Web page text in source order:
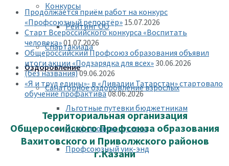
Конкурсы
Рейтинг ОО
Спартакиада
Оздоровление
Санаторное оздоровление взрослых
Льготные путевки бюджетникам
Профсоюзная путевка
Профсоюзный уик-энд
Продолжается приём работ на конкурс
«Профсоюзный репортёр» 15.07.2026
Старт Всероссийского конкурса «Воспитать
человека»01.07.2026
Общероссийский Профсоюз образования объявил
итоги акции «Подзарядка для всех»30.06.2026
(без названия)09.06.2026
«Я и труд едины»- в «Ливадии Татарстан» стартовало
обучение профактива08.06.2026
Территориальная организация
Общероссийского Профсоюза образования
Вахитовского и Приволжского районов
г.Казани